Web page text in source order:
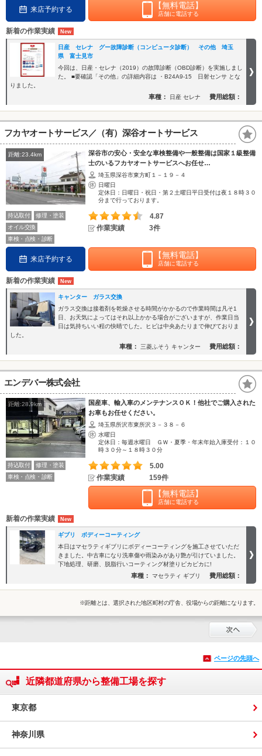
来店予約する 【無料電話】
店舗に電話する
新着の作業実績
日産 セレナ グー故障診断（コンピュータ診断） その他 埼玉
県 富士見市
今回は、日産・セレナ（2019）の故障診断（OBD診断）を実施しまし
た。 ■要確認「その他」の詳細内容は ・B24A9-15 日射センサ とな
りました。
車種： 日産 セレナ 費用総額：
フカヤオートサービス／（有）深谷オートサービス
距離:23.4km
深谷市の安心・安全な車検整備や一般整備は国家１級整備
士のいるフカヤオートサービスへお任せ…
埼玉県深谷市東方町１－１９－４
日曜日
定休日：日曜日・祝日・第２土曜日平日受付は夜１８時３０
分まで行っております。
持込取付
修理・塗装
オイル交換
車検・点検・診断
4.87
作業実績
3件
来店予約する 【無料電話】
店舗に電話する
新着の作業実績
キャンター ガラス交換
ガラス交換は接着剤を乾燥させる時間がかかるので作業時間は凡そ1
日、お天気によってはそれ以上かかる場合がございますが、作業日当
日は気持ちいい程の快晴でした。ヒビは中央あたりまで伸びておりま
した。
車種： 三菱ふそう キャンター 費用総額：
エンデバー株式会社
距離:28.9km
国産車、輸入車のメンテナンスＯＫ！他社でご購入された
お車もお任せください。
埼玉県所沢市東所沢３－３８－６
水曜日
定休日：毎週水曜日 ＧＷ・夏季・年末年始入庫受付：１０
時３０分～１８時３０分
持込取付
修理・塗装
車検・点検・診断
5.00
作業実績
159件
【無料電話】
店舗に電話する
新着の作業実績
ギブリ ボディーコーティング
本日はマセラティギブリにボディーコーティングを施工させていただ
きました。中古車になり洗車傷や雨染みがあり艶が引けていました。
下地処理、研磨、脱脂行いコーティング材塗りピカピカに!
車種： マセラティ ギブリ 費用総額：
※距離とは、選択された地区町村の庁舎、役場からの距離になります。
ページの先頭へ
近隣都道府県から整備工場を探す
東京都
神奈川県